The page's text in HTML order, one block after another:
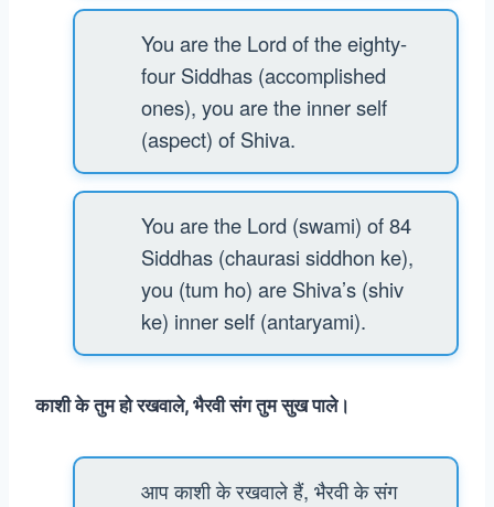
You are the Lord of the eighty-
four Siddhas (accomplished
ones), you are the inner self
(aspect) of Shiva.
You are the Lord (swami) of 84
Siddhas (chaurasi siddhon ke),
you (tum ho) are Shiva’s (shiv
ke) inner self (antaryami).
काशी के तुम हो रखवाले, भैरवी संग तुम सुख पाले।
आप काशी के रखवाले हैं, भैरवी के संग